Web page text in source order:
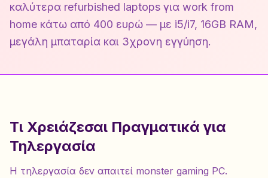
καλύτερα refurbished laptops για work from
home κάτω από 400 ευρώ — με i5/i7, 16GB RAM,
μεγάλη μπαταρία και 3χρονη εγγύηση.
Τι Χρειάζεσαι Πραγματικά για
Τηλεργασία
Η τηλεργασία δεν απαιτεί monster gaming PC.